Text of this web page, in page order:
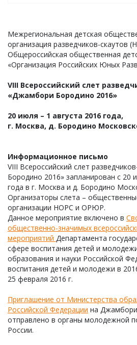
Межрегиональная детская
организация разведчиков-скаутов
Общероссийская общественная
«Организация Российских Юных
VIII Всероссийский слет
«Джамбори Бородино 2016»
20 июля – 1 августа 2016 года,
г. Москва, д. Бородино
Информационное письмо
VIII Всероссийский слет
Бородино 2016» запланирован с 20
года в г. Москва и д. Бородино
Организаторы слета –
организации НОРС и ОРЮР.
Данное мероприятие включено в
общественно-значимых
мероприятий Департамента
сфере воспитания детей и
образования и науки Российской
воспитания детей и молодежи в
25 февраля 2016 г.
Приглашение от Министерства
Российской Федерации на
отправлено в органы молодежной
России.